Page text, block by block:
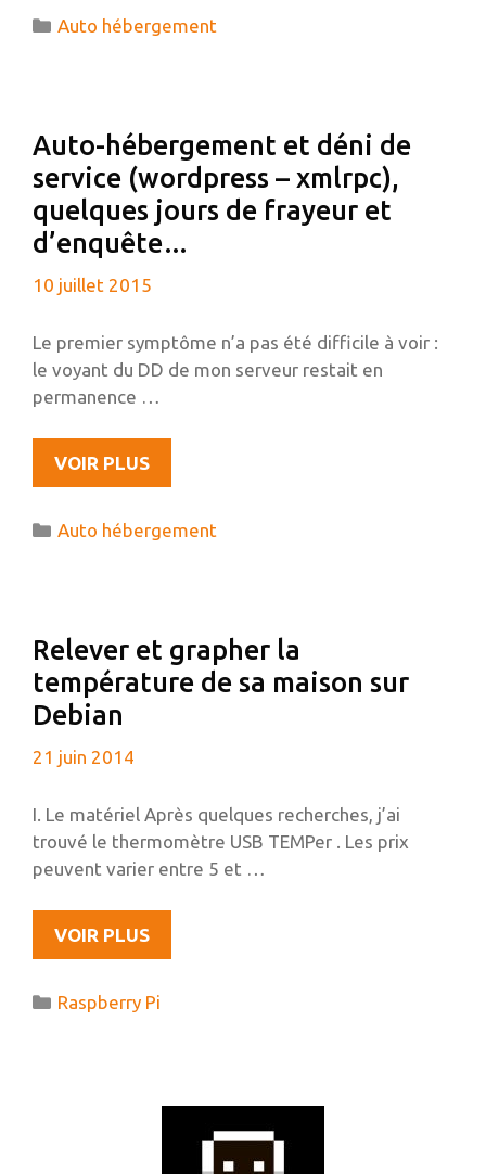
LIST
SERVEUR
PERSO
Catégories
Auto hébergement
Auto-hébergement et déni de
service (wordpress – xmlrpc),
quelques jours de frayeur et
d’enquête…
10 juillet 2015
Le premier symptôme n’a pas été difficile à voir :
le voyant du DD de mon serveur restait en
permanence …
VOIR PLUSAUTO-
HÉBERGEMENT
DÉNI
–
XMLRPC),
ET
D’ENQUÊTE…
Catégories
Auto hébergement
Relever et grapher la
température de sa maison sur
Debian
21 juin 2014
I. Le matériel Après quelques recherches, j’ai
trouvé le thermomètre USB TEMPer . Les prix
peuvent varier entre 5 et …
VOIR PLUSRELEVER
ET
LA
Catégories
Raspberry Pi